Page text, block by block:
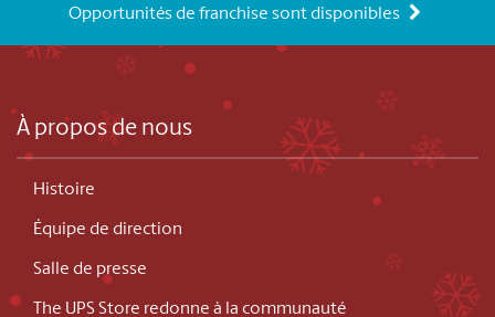
Opportunités de franchise sont disponibles
À propos de nous
Histoire
Équipe de direction
Salle de presse
The UPS Store redonne à la communauté